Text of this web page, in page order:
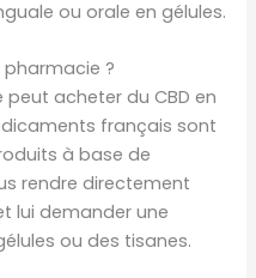
ou orale en gélules.
pharmacie ?
peut acheter du CBD en
français sont
à base de
rendre directement
lui demander une
ou des tisanes.